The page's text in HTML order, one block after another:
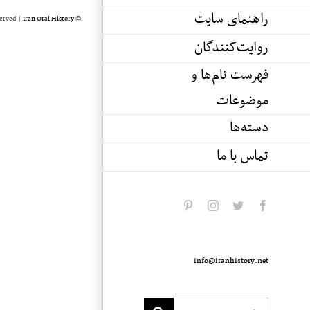
راهنمای سایت
روایت‌کنندگان
فهرست نام‌ها و
موضوعات
دسته‌ها
تماس با ما
facebook
twitter
instagram
info@iranhistory.net
© Copyright 2020 -
| Iran Oral History